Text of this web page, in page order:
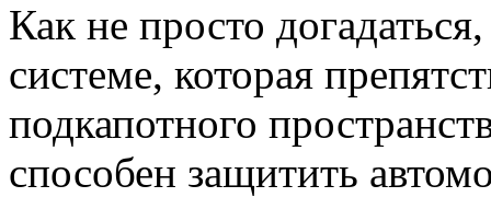
Как не просто
системе, которая
подкапотного
способен защитить